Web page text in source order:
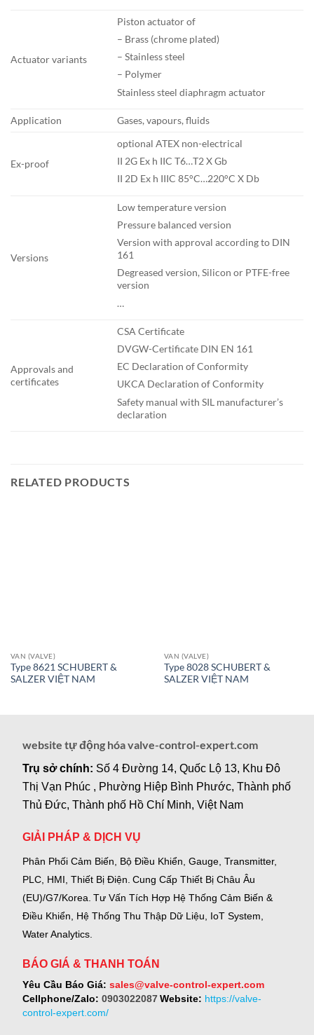
Actuator variants
Piston actuator of
– Brass (chrome plated)
– Stainless steel
– Polymer
Stainless steel diaphragm actuator
Application Gases, vapours, fluids
Ex-proof
optional ATEX non-electrical
II 2G Ex h IIC T6…T2 X Gb
II 2D Ex h IIIC 85°C…220°C X Db
Versions
Low temperature version
Pressure balanced version
Version with approval according to DIN
161
Degreased version, Silicon or PTFE-free
version
…
Approvals and
certificates
CSA Certificate
DVGW-Certificate DIN EN 161
EC Declaration of Conformity
UKCA Declaration of Conformity
Safety manual with SIL manufacturer’s
declaration
RELATED PRODUCTS
VAN (VALVE)
Type 8621 SCHUBERT &
SALZER VIỆT NAM
VAN (VALVE)
Type 8028 SCHUBERT &
SALZER VIỆT NAM
website tự động hóa valve-control-expert.com
Trụ sở chính: Số 4 Đường 14, Quốc Lộ 13, Khu Đô
Thị Vạn Phúc , Phường Hiệp Bình Phước, Thành phố
Thủ Đức, Thành phố Hồ Chí Minh, Việt Nam
GIẢI PHÁP & DỊCH VỤ
Phân Phối Cảm Biến, Bộ Điều Khiển, Gauge, Transmitter,
PLC, HMI, Thiết Bị Điện. Cung Cấp Thiết Bị Châu Âu
(EU)/G7/Korea. Tư Vấn Tích Hợp Hệ Thống Cảm Biến &
Điều Khiển, Hệ Thống Thu Thập Dữ Liệu, IoT System,
Water Analytics.
BÁO GIÁ & THANH TOÁN
Yêu Cầu Báo Giá: sales@valve-control-expert.com
Cellphone/Zalo: 0903022087 Website: https://valve-
control-expert.com/